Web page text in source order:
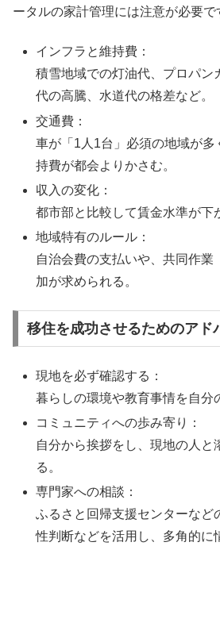
ータルの家計管理には注意が必要で
インフラと維持費：
積雪地域での灯油代、プロパン
代の高騰、水道代の格差など。
交通費：
車が「1人1台」必須の地域が多
持費が都会よりかさむ。
収入の変化：
都市部と比較して賃金水準が下
地域特有のルール：
自治会費の支払いや、共同作業
加が求められる。
移住を成功させるためのアド
現地を必ず確認する：
暮らしの環境や教育事情を自分
コミュニティへの歩み寄り：
自分から挨拶をし、現地の人と
る。
専門家への相談：
ふるさと回帰支援センターなど
性判断などを活用し、多角的に